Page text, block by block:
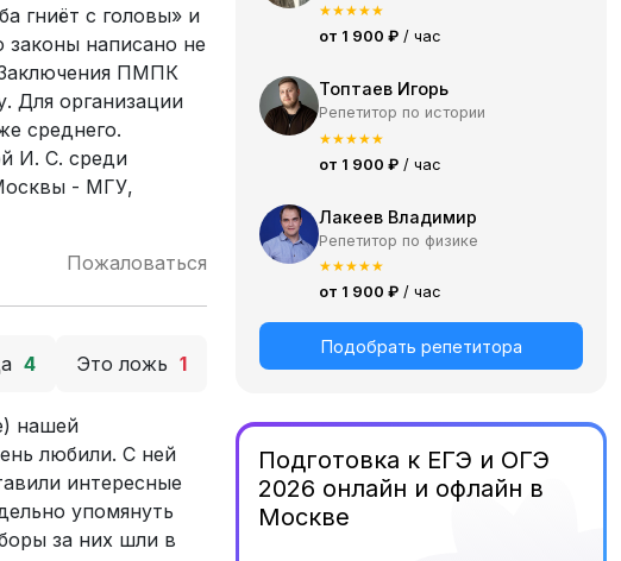
гниёт с головы» и
законы написано не
Заключения ПМПК
Для организации
среднего.
И. С. среди
- МГУ,
Пожаловаться
4 Это ложь 1
нашей
любили. С ней
интересные
упомянуть
за них шли в
★★★★★
от 1 900 ₽ / час
Топтаев Игорь
Репетитор по истории
★★★★★
от 1 900 ₽ / час
Лакеев Владимир
Репетитор по физике
★★★★★
от 1 900 ₽ / час
Подобрать репетитора
Подготовка к ЕГЭ и ОГЭ
2026 онлайн и офлайн в
Москве